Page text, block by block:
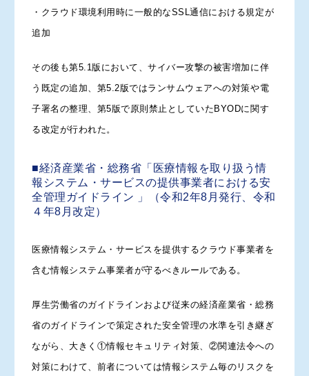
・クラウド環境利用時に一般的なSSL通信における規定が
追加
その後も第5.1版において、サイバー攻撃の被害増加に伴
う既定の追加、第5.2版ではランサムウェアへの対策や電
子署名の整理、第5版で原則禁止としていたBYODに関す
る改定が行われた。
■経済産業省・総務省「医療情報を取り扱う情
報システム・サービスの提供事業者における安
全管理ガイドライン 」（令和2年8月発行、令和
４年8月改定）
医療情報システム・サービスを提供するクラウド事業者を
含む情報システム事業者が守るべきルールである。
厚生労働省のガイドラインおよび従来の経済産業省・総務
省のガイドラインで策定された安全管理の水準を引き継ぎ
ながら、大きく①情報セキュリティ対策、②関連法令への
対策にわけて、前者については情報システム毎のリスクを